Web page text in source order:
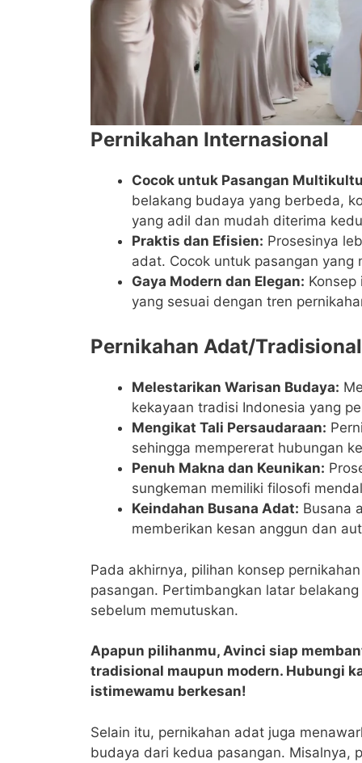
Pernikahan Internasional
Cocok untuk Pasangan
belakang budaya yang berbeda,
yang adil dan mudah diterima
Praktis dan Efisien: Prosesinya
adat. Cocok untuk pasangan
Gaya Modern dan Elegan:
yang sesuai dengan tren
Pernikahan Adat/Tradisional
Melestarikan Warisan Budaya:
kekayaan tradisi Indonesia yang
Mengikat Tali Persaudaraan:
sehingga mempererat hubungan
Penuh Makna dan Keunikan:
sungkeman memiliki filosofi
Keindahan Busana Adat: Busana
memberikan kesan anggun dan
Pada akhirnya, pilihan konsep
pasangan. Pertimbangkan latar
sebelum memutuskan.
Apapun pilihanmu, Avinci siap
tradisional maupun modern. Hubungi
istimewamu berkesan!
Selain itu, pernikahan adat juga
budaya dari kedua pasangan. Misalnya,